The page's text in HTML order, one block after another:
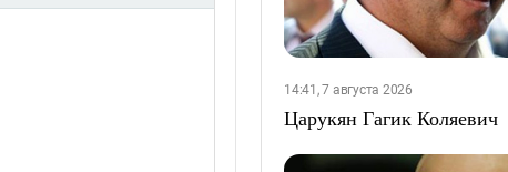
14:41, 7 августа 2026
Царукян Гагик Коляевич